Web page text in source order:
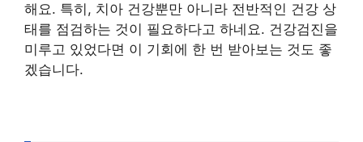
해요. 특히, 치아 건강뿐만 아니라 전반적인 건강 상
태를 점검하는 것이 필요하다고 하네요. 건강검진을
미루고 있었다면 이 기회에 한 번 받아보는 것도 좋
겠습니다.